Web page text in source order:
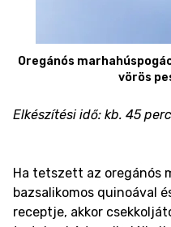
Oregánós
vörös
Elkészítési idő: kb. 45 perc
Ha tetszett az oregánós
bazsalikomos quinoával
receptje, akkor